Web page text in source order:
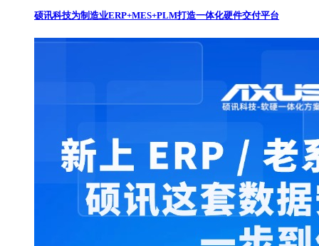
硕讯科技为制造业ERP+MES+PLM打造一体化硬件交付平台